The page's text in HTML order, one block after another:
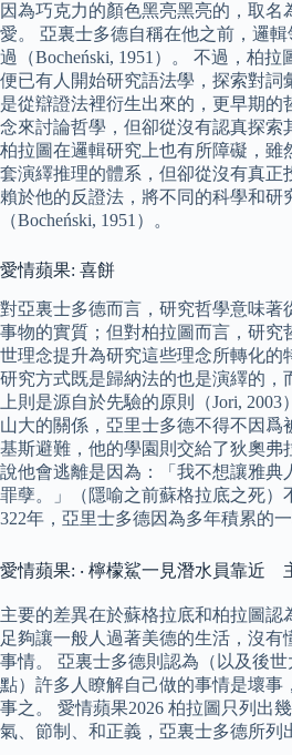
因為巧克力的顏色黑亮黑亮的，取
愛。 亞裏士多德自稱在他之前，邏
過（Bocheński, 1951）。 不過，柏
便已有人開始研究語法學，探索對詞
是從辯證法裡衍生出來的，更早期的
念來討論哲學，但卻從沒有認真探索
柏拉圖在邏輯研究上也有所障礙，雖
套演繹推理的體系，但卻從沒有真正
賴於他的反證法，將不同的科學和研
（Bocheński, 1951）。
愛情蘋果: 喜餅
對亞裏士多德而言，研究哲學意味著
事物的實質；但對柏拉圖而言，研究
世理念提升為研究這些理念所轉化的
研究方式既是歸納法的也是演繹的，
上則是源自於先驗的原則（Jori,
山大的關係，亞里士多德不得不因爲
基斯避難，他的學園則交給了狄奧弗
說他會逃離是因為：「我不想讓雅典
罪孽。」（隱喻之前蘇格拉底之死）
322年，亞里士多德因為多年積累的一
愛情蘋果: ‧ 檸檬鯊一見潛水員靠近
主要的差異在於蘇格拉底和柏拉圖認
足夠讓一般人過著美德的生活，沒有
事情。 亞裏士多德則認為（以及後
點）許多人瞭解自己做的事情是壞事
事之。 愛情蘋果2026 柏拉圖只列出
氣、節制、和正義，亞裏士多德所列